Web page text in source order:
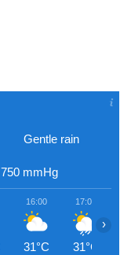
Gentle rain
750 mmHg
16:00
31°C
17:00
31°C
›